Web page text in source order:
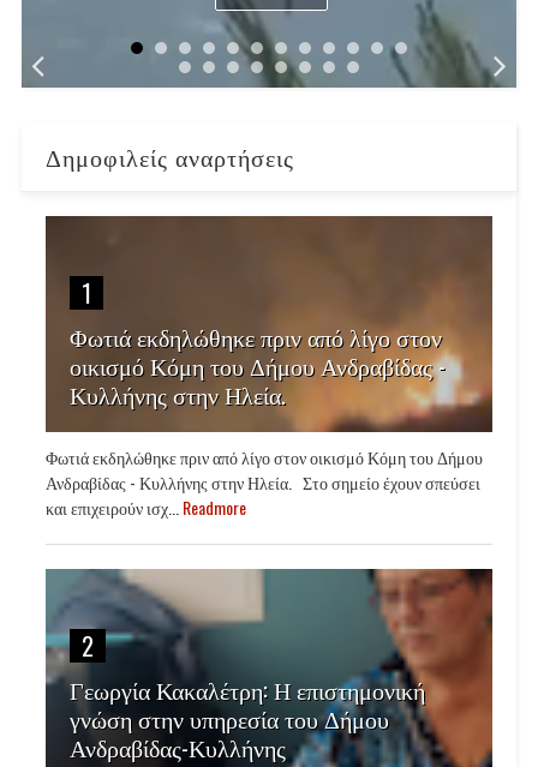
Δημοφιλείς αναρτήσεις
1
Φωτιά εκδηλώθηκε πριν από λίγο στον
οικισμό Κόμη του Δήμου Ανδραβίδας -
Κυλλήνης στην Ηλεία.
Φωτιά εκδηλώθηκε πριν από λίγο στον οικισμό Κόμη του Δήμου
Ανδραβίδας - Κυλλήνης στην Ηλεία. Στο σημείο έχουν σπεύσει
και επιχειρούν ισχ... Readmore
2
Γεωργία Κακαλέτρη: Η επιστημονική
γνώση στην υπηρεσία του Δήμου
Ανδραβίδας-Κυλλήνης